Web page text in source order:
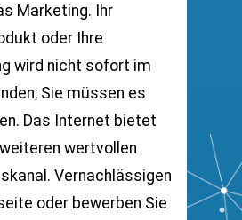
Marketing. Ihr
oder Ihre
wird nicht sofort im
Sie müssen es
Das Internet bietet
wertvollen
Vernachlässigen
oder bewerben Sie